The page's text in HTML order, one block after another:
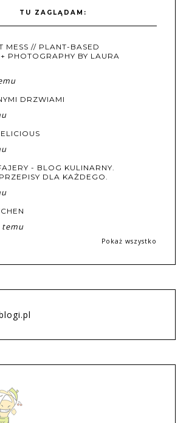
TU ZAGLĄDAM:
MESS // PLANT-BASED
PHOTOGRAPHY BY LAURA
DRZWIAMI
- BLOG KULINARNY.
DLA KAŻDEGO.
temu
Pokaż wszystko